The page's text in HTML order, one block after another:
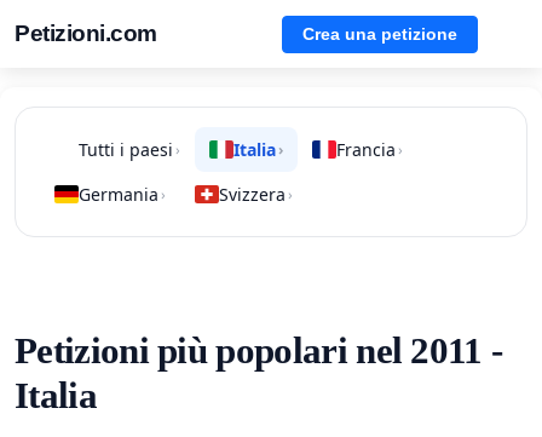
Petizioni.com Crea una petizione
Tutti i paesi › Italia› Francia ›
Germania › Svizzera ›
Petizioni più popolari nel 2011 -
Italia